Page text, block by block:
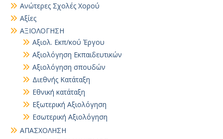
Ανώτερες Σχολές Χορού
Αξίες
ΑΞΙΟΛΟΓΗΣΗ
Αξιολ. Εκπ/κού Έργου
Αξιολόγηση Εκπαιδευτικών
Αξιολόγηση σπουδών
Διεθνής Κατάταξη
Εθνική κατάταξη
Εξωτερική Αξιολόγηση
Εσωτερική Αξιολόγηση
ΑΠΑΣΧΟΛΗΣΗ